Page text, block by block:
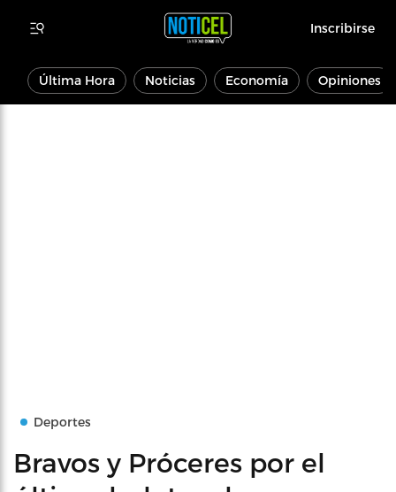
Inscribirse
Última Hora Noticias Economía Opiniones
Deportes
Bravos y Próceres por el